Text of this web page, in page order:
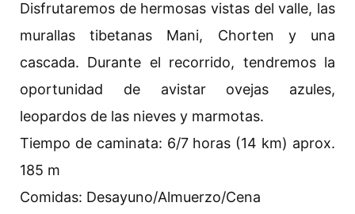
Disfrutaremos de hermosas vistas del valle, las
murallas tibetanas Mani, Chorten y una
cascada. Durante el recorrido, tendremos la
oportunidad de avistar ovejas azules,
leopardos de las nieves y marmotas.
Tiempo de caminata: 6/7 horas (14 km) aprox.
185 m
Comidas: Desayuno/Almuerzo/Cena